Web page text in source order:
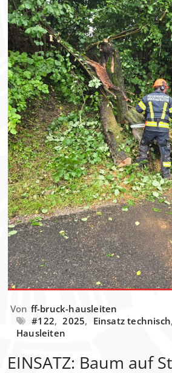
Von ff-bruck-hausleiten
#122, 2025, Einsatz technisch,
Hausleiten
EINSATZ: Baum auf